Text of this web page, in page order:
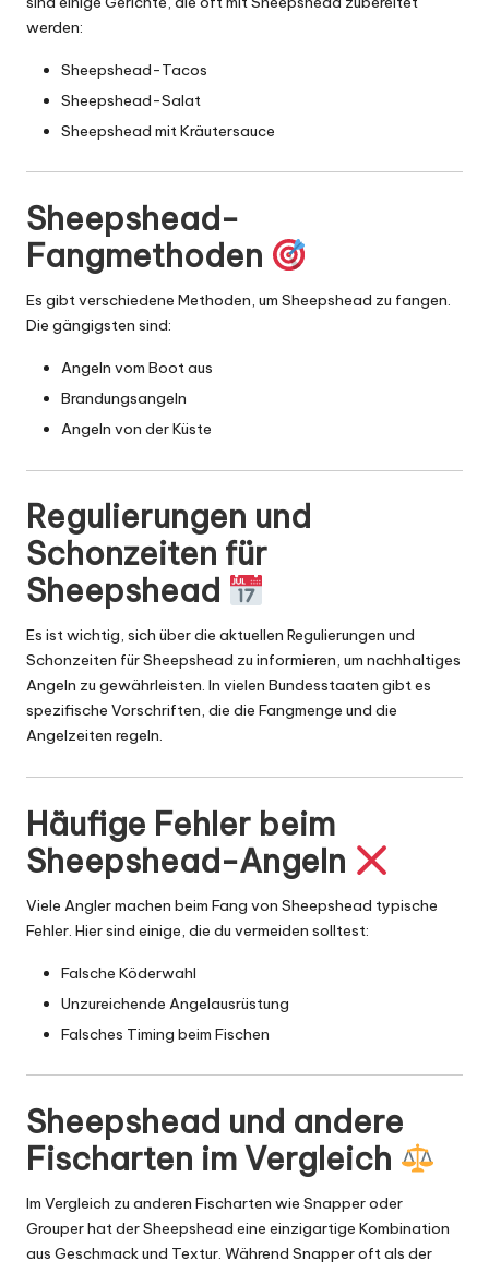
werden:
Sheepshead-Tacos
Sheepshead-Salat
Sheepshead mit Kräutersauce
Sheepshead-
Fangmethoden
Es gibt verschiedene Methoden, um Sheepshead zu fangen.
Die gängigsten sind:
Angeln vom Boot aus
Brandungsangeln
Angeln von der Küste
Regulierungen und
Schonzeiten für
Sheepshead
Es ist wichtig, sich über die aktuellen Regulierungen und
Schonzeiten für Sheepshead zu informieren, um nachhaltiges
Angeln zu gewährleisten. In vielen Bundesstaaten gibt es
spezifische Vorschriften, die die Fangmenge und die
Angelzeiten regeln.
Häufige Fehler beim
Sheepshead-Angeln
Viele Angler machen beim Fang von Sheepshead typische
Fehler. Hier sind einige, die du vermeiden solltest:
Falsche Köderwahl
Unzureichende Angelausrüstung
Falsches Timing beim Fischen
Sheepshead und andere
Fischarten im Vergleich
Im Vergleich zu anderen Fischarten wie Snapper oder
Grouper hat der Sheepshead eine einzigartige Kombination
aus Geschmack und Textur. Während Snapper oft als der